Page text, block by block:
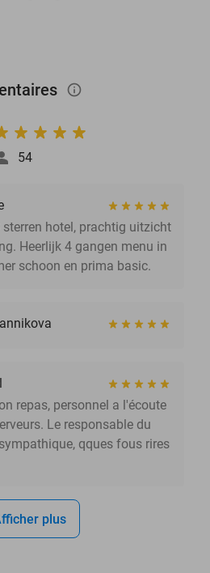
info_outlined
54
sterren hotel, prachtig uitzicht
Heerlijk 4 gangen menu in
schoon en prima basic.
repas, personnel a l'écoute
Le responsable du
qques fous rires
plus